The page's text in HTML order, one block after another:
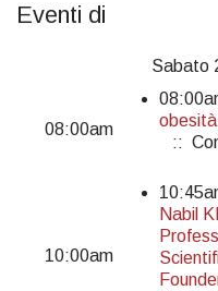
Eventi di
Sabato
08:00am
::
10:00am
Nabil